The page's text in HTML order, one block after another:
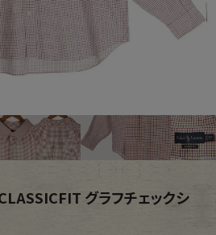
カテゴリーから探す
Fafatt
品カテゴリーから探す
グラフチェックシ